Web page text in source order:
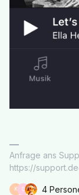
Anfrage ans
https://
K G 4